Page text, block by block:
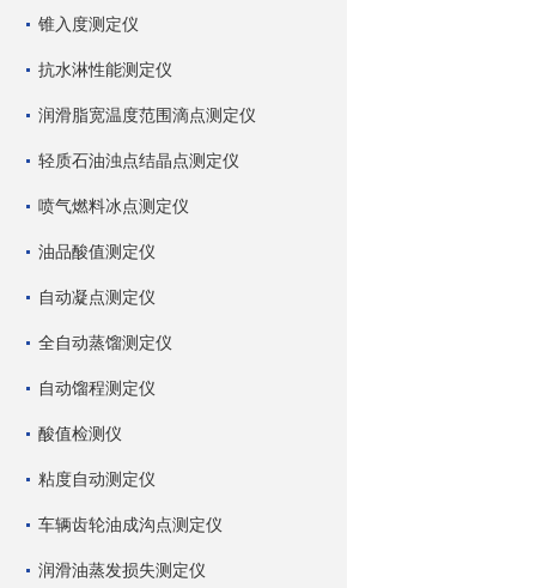
锥入度测定仪
抗水淋性能测定仪
润滑脂宽温度范围滴点测定仪
轻质石油浊点结晶点测定仪
喷气燃料冰点测定仪
油品酸值测定仪
自动凝点测定仪
全自动蒸馏测定仪
自动馏程测定仪
酸值检测仪
粘度自动测定仪
车辆齿轮油成沟点测定仪
润滑油蒸发损失测定仪